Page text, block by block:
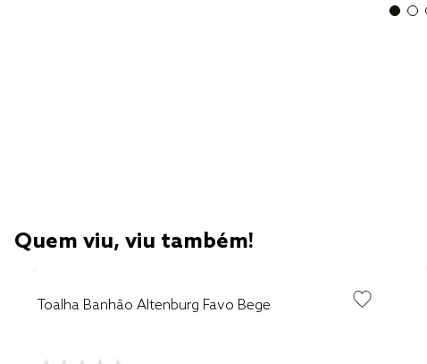
Quem viu, viu também!
Toalha Banhão Altenburg Favo Bege